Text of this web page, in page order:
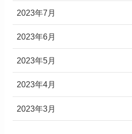
2023年7月
2023年6月
2023年5月
2023年4月
2023年3月